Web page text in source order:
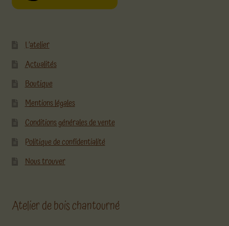
L’atelier
Actualités
Boutique
Mentions légales
Conditions générales de vente
Politique de confidentialité
Nous trouver
Atelier de bois chantourné